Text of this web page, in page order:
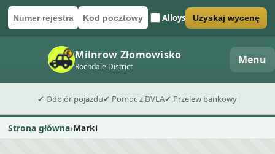
Numer rejestracyjny
Kod pocztowyAlloys
Wyślij formularz wyceny Uzyskaj wycenę
Milnrow Złomowisko
Rochdale District Menu
✔ Odbiór pojazdu✔ Pomoc z DVLA✔ Przelew bankowy
Strona główna Marki